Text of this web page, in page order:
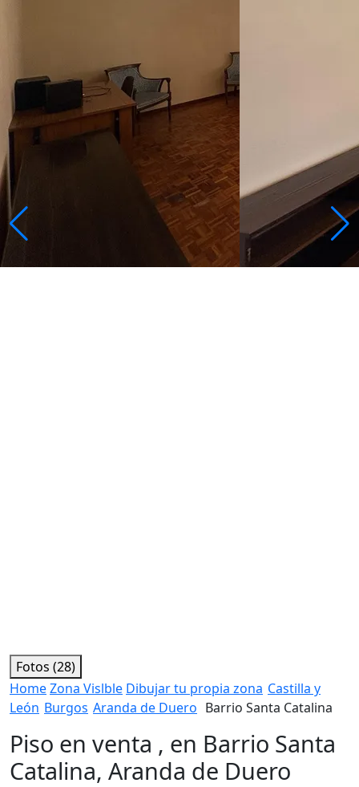
Fotos (28)
HomeZona Vislble Dibujar tu propia zona Castilla y
León Burgos Aranda de Duero Barrio Santa Catalina
Piso en venta , en Barrio Santa
Catalina, Aranda de Duero